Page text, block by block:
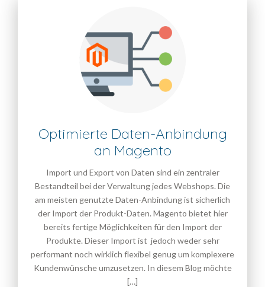
Optimierte Daten-Anbindung
an Magento
Import und Export von Daten sind ein zentraler
Bestandteil bei der Verwaltung jedes Webshops. Die
am meisten genutzte Daten-Anbindung ist sicherlich
der Import der Produkt-Daten. Magento bietet hier
bereits fertige Möglichkeiten für den Import der
Produkte. Dieser Import ist jedoch weder sehr
performant noch wirklich flexibel genug um komplexere
Kundenwünsche umzusetzen. In diesem Blog möchte
[…]